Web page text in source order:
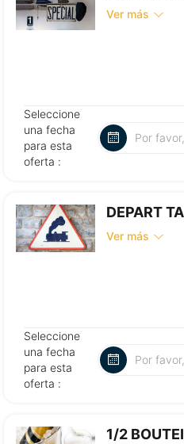
Ver más
Seleccione
una fecha
para esta
oferta :
DEPART
Ver más
Seleccione
una fecha
para esta
oferta :
1/2